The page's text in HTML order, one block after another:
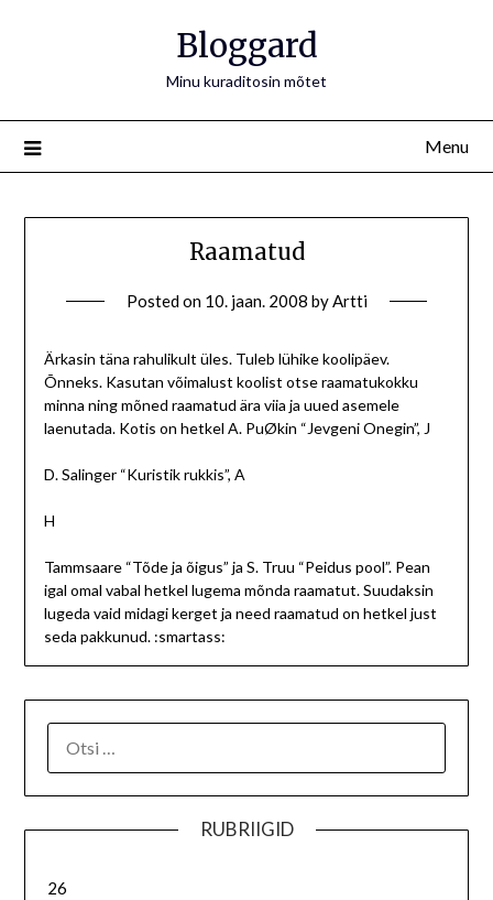
Bloggard
Minu kuraditosin mõtet
Menu
Raamatud
Posted on 10. jaan. 2008 byArtti
Ärkasin täna rahulikult üles. Tuleb lühike koolipäev.
Õnneks. Kasutan võimalust koolist otse raamatukokku
minna ning mõned raamatud ära viia ja uued asemele
laenutada. Kotis on hetkel A. PuØkin “Jevgeni Onegin”, J
D. Salinger “Kuristik rukkis”, A
H
Tammsaare “Tõde ja õigus” ja S. Truu “Peidus pool”. Pean
igal omal vabal hetkel lugema mõnda raamatut. Suudaksin
lugeda vaid midagi kerget ja need raamatud on hetkel just
seda pakkunud. :smartass:
RUBRIIGID
26